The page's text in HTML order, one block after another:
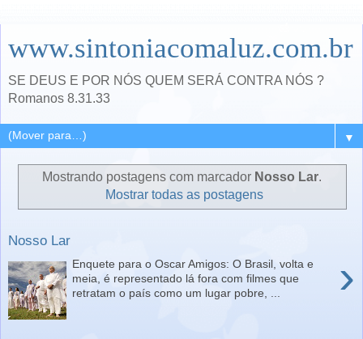
www.sintoniacomaluz.com.br
SE DEUS E POR NÓS QUEM SERÁ CONTRA NÓS ?
Romanos 8.31.33
▼
Mostrando postagens com marcador Nosso Lar.
Mostrar todas as postagens
Nosso Lar
›
Enquete para o Oscar Amigos: O Brasil, volta e
meia, é representado lá fora com filmes que
retratam o país como um lugar pobre, ...